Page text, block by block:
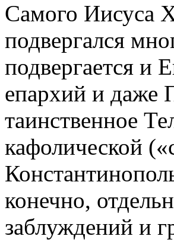
Самого Иисуса
подвергался
подвергается и
епархий и даже
таинственное
кафолической
конечно,
заблуждений и